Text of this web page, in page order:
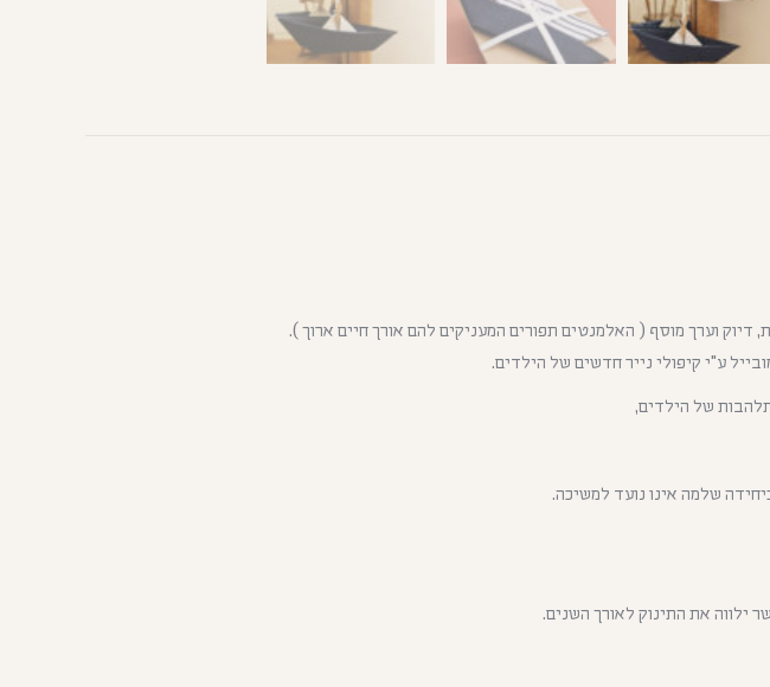
וערך מוסף ( האלמנטים תפורים המעניקים להם אורך חיים ארוך ).
ע"י קיפולי נייר חדשים של הילדים.
של הילדים,
שלמה אינו נועד למשיכה.
את התינוק לאורך השנים.